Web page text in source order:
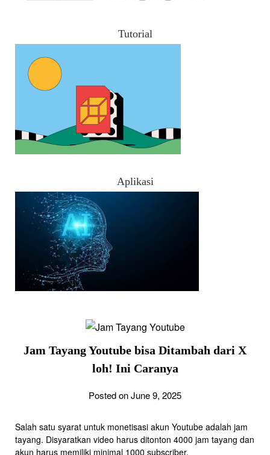
Tutorial
Aplikasi
Jam Tayang Youtube bisa Ditambah dari X
loh! Ini Caranya
Posted on June 9, 2025
Salah satu syarat untuk monetisasi akun Youtube adalah jam
tayang. Disyaratkan video harus ditonton 4000 jam tayang dan
akun harus memiliki minimal 1000 subscriber.